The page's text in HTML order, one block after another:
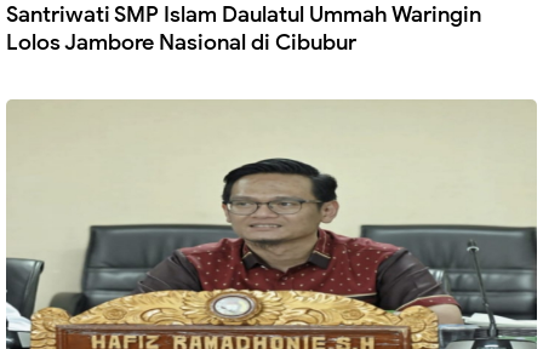
Santriwati SMP Islam Daulatul Ummah Waringin
Lolos Jambore Nasional di Cibubur